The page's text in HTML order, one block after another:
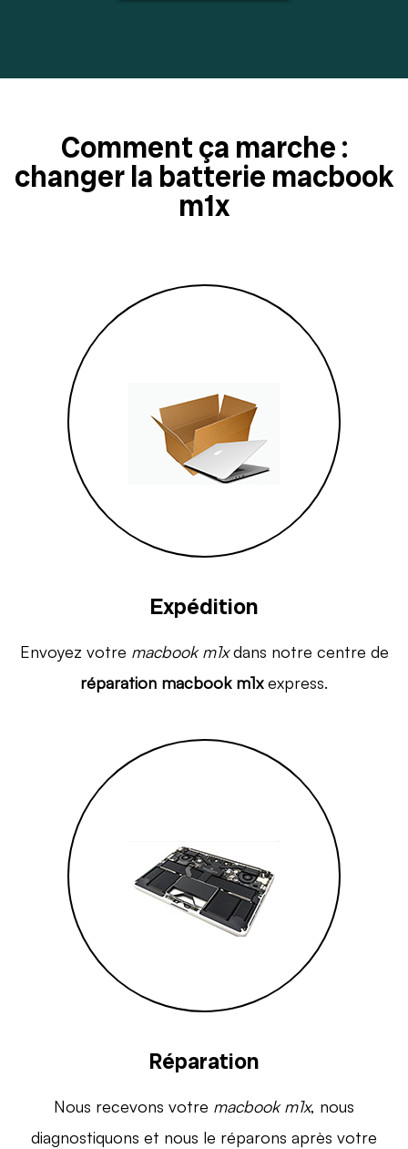
Comment ça marche :
changer la batterie macbook
m1x
Expédition
Envoyez votre macbook m1xdans notre centre de
réparation macbook m1xexpress.
Réparation
Nous recevons votre macbook m1x, nous
diagnostiquons et nous le réparons après votre